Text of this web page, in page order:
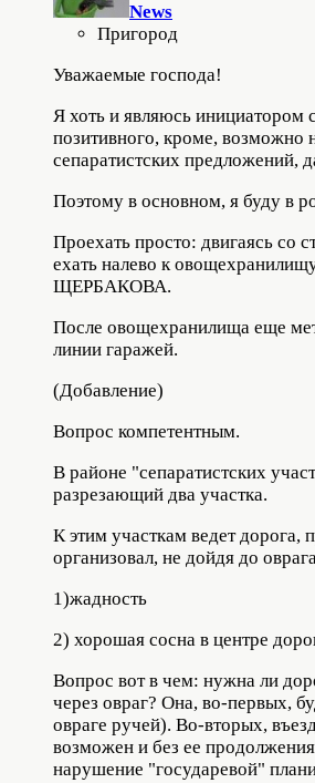
News
Пригород
Уважаемые господа!
Я хоть и являюсь инициатором
позитивного, кроме, возможно
сепаратистских предложений,
Поэтому в основном, я буду в
Проехать просто: двигаясь со
ехать налево к
ЩЕРБАКОВА.
После овощехранилища еще
линии гаражей.
(Добавление)
Вопрос компетентным.
В районе "сепаратистских
разрезающий два участка.
К этим участкам ведет дорога,
организовал, не дойдя до
1)жадность
2) хорошая сосна в центре
Вопрос вот в чем: нужна ли
через овраг? Она, во-первых,
овраге ручей). Во-вторых,
возможен и без ее
нарушение "государевой"